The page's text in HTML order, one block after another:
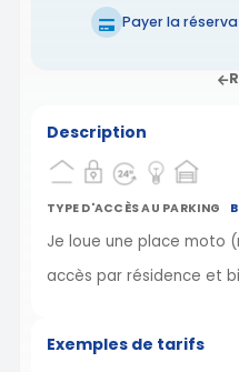
Payer la
Description
TYPE D'ACCÈS AU PARKING
Je loue une place moto
accès par résidence et
Exemples de tarifs